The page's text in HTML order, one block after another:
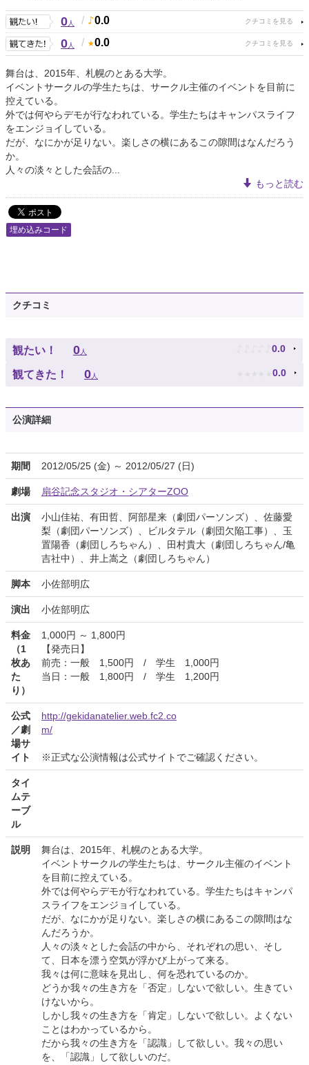
0人 / 0.0
0人 / 0.0
舞台は、2015年、札幌のとある大学。
イベントサークルの学生たちは、サークル主催のイベントを目前に
控えている。
外では何やらデモが行なわれている。学生たちはキャンパスライフ
をエンジョイしている。
だが、なにかが足りない。楽しさの横にあるこの隙間はなんだろう
か。
人々の淡々とした会話の...
もっと読む
埋め込みコード
クチコミ
観たい！ 0人 ♪ ♪ ♪ ♪ ♪ 0.0
観てきた！ 0人 ★ ★ ★ ★ ★ 0.0
公演詳細
期間 2012/05/25 (金) ～ 2012/05/27 (日)
劇場 扇谷記念スタジオ・シアターZOO
出演
小山佳祐、有田哲、阿部星来（劇団パーソンズ）、佐藤愛
梨（劇団パーソンズ）、ビルタテル（劇団欠陥工事）、玉
置陽香（劇団しろちゃん）、田村貴大（劇団しろちゃん/亀
吉社中）、井上嵩之（劇団しろちゃん）
脚本 小佐部明広
演出 小佐部明広
料金
（1
枚あ
た
り）
1,000円 ～ 1,800円
【発売日】
前売：一般 1,500円 / 学生 1,000円
当日：一般 1,800円 / 学生 1,200円
公式
／劇
場サ
イト
http://gekidanatelier.web.fc2.co
m/
※正式な公演情報は公式サイトでご確認ください。
タイ
ムテ
ーブ
ル
説明
舞台は、2015年、札幌のとある大学。
イベントサークルの学生たちは、サークル主催のイベント
を目前に控えている。
外では何やらデモが行なわれている。学生たちはキャンパ
スライフをエンジョイしている。
だが、なにかが足りない。楽しさの横にあるこの隙間はな
んだろうか。
人々の淡々とした会話の中から、それぞれの思い、そし
て、日本を漂う空気が浮かび上がって来る。
我々は何に意味を見出し、何を恐れているのか。
どうか我々の生き方を「否定」しないで欲しい。生きてい
けないから。
しかし我々の生き方を「肯定」しないで欲しい。よくない
ことはわかっているから。
だから我々の生き方を「認識」して欲しい。我々の思い
を、「認識」して欲しいのだ。